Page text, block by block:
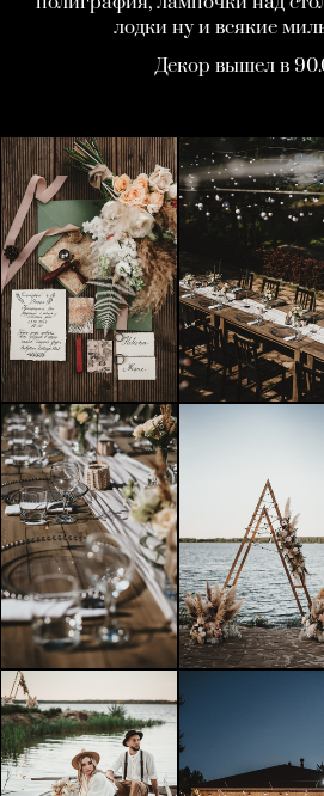
лодки ну и всякие
Декор вышел в